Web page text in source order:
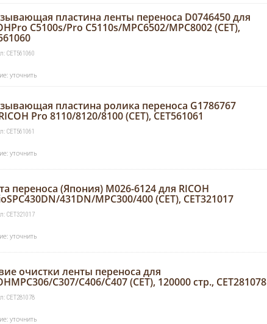
пластина ленты переноса D0746450 для
C5100s/Pro C5110s/MPC6502/MPC8002 (CET),
CET561060
уточнить
пластина ролика переноса G1786767
Pro 8110/8120/8100 (CET), CET561061
CET561061
уточнить
переноса (Япония) M026-6124 для RICOH
431DN/MPC300/400 (CET), CET321017
CET321017
уточнить
очистки ленты переноса для
C307/C406/C407 (CET), 120000 стр., CET281078
CET281078
уточнить